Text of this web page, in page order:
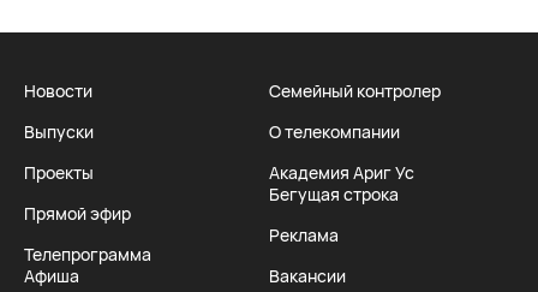
Новости
Выпуски
Проекты
Прямой эфир
Телепрограмма
Афиша
Семейный контролер
О телекомпании
Академия Ариг Ус
Бегущая строка
Реклама
Вакансии